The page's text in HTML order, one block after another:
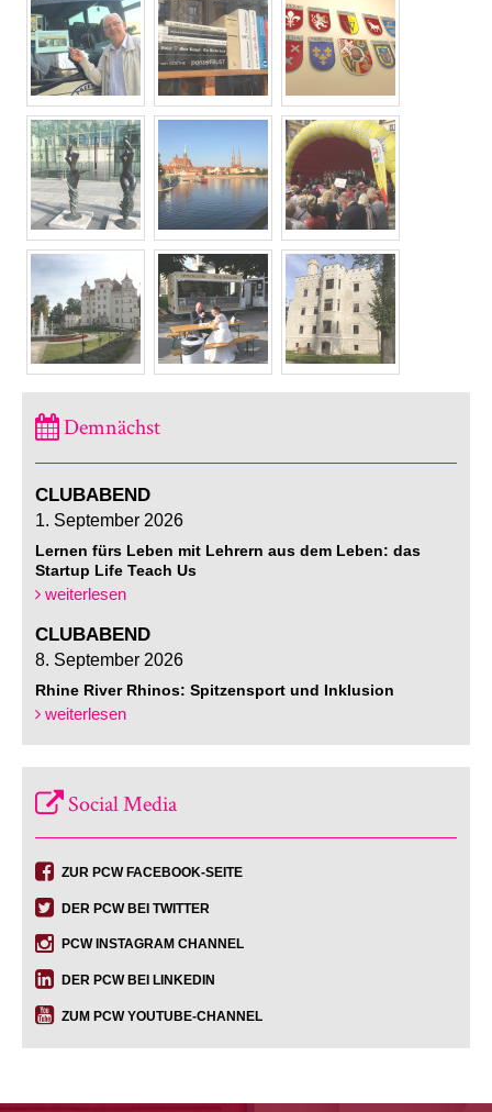
Demnächst
CLUBABEND
1. September 2026
Lernen fürs Leben mit Lehrern aus dem Leben: das
Startup Life Teach Us
weiterlesen
CLUBABEND
8. September 2026
Rhine River Rhinos: Spitzensport und Inklusion
weiterlesen
Social Media
ZUR PCW FACEBOOK-SEITE
DER PCW BEI TWITTER
PCW INSTAGRAM CHANNEL
DER PCW BEI LINKEDIN
ZUM PCW YOUTUBE-CHANNEL